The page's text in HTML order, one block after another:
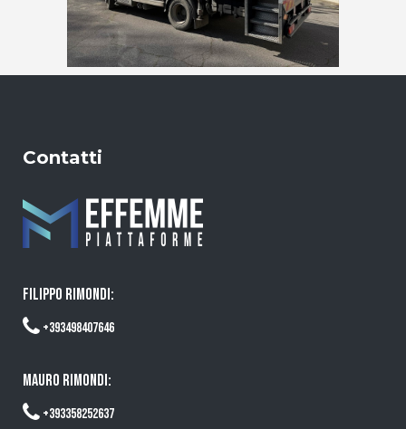
Contatti
FILIPPO RIMONDI:
+393498407646
MAURO RIMONDI:
+393358252637